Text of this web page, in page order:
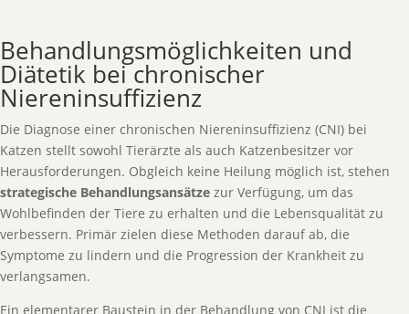
Behandlungsmöglichkeiten und
Diätetik bei chronischer
Niereninsuffizienz
Die Diagnose einer chronischen Niereninsuffizienz (CNI) bei
Katzen stellt sowohl Tierärzte als auch Katzenbesitzer vor
Herausforderungen. Obgleich keine Heilung möglich ist, stehen
strategische Behandlungsansätze zur Verfügung, um das
Wohlbefinden der Tiere zu erhalten und die Lebensqualität zu
verbessern. Primär zielen diese Methoden darauf ab, die
Symptome zu lindern und die Progression der Krankheit zu
verlangsamen.
Ein elementarer Baustein in der Behandlung von CNI ist die